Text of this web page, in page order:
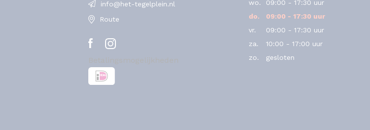
info@het-tegelplein.nl
Route
wo.
09:00 - 17:30 uur
do.
09:00 - 17:30 uur
vr.
09:00 - 17:30 uur
za.
10:00 - 17:00 uur
zo.
gesloten